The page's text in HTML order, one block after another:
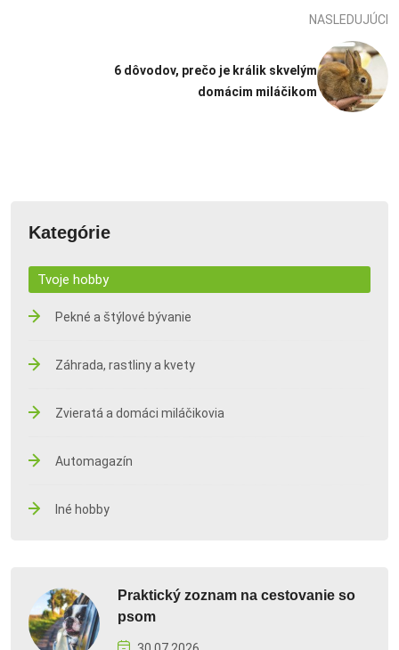
NASLEDUJÚCI
6 dôvodov, prečo je králik skvelým
domácim miláčikom
Kategórie
Tvoje hobby
Pekné a štýlové bývanie
Záhrada, rastliny a kvety
Zvieratá a domáci miláčikovia
Automagazín
Iné hobby
Praktický zoznam na cestovanie so
psom